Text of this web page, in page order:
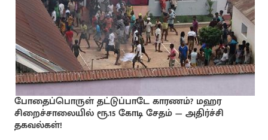
போதைப்பொருள் தட்டுப்பாடே காரணம்? மஹர
சிறைச்சாலையில் ரூ.15 கோடி சேதம் — அதிர்ச்சி
தகவல்கள்!